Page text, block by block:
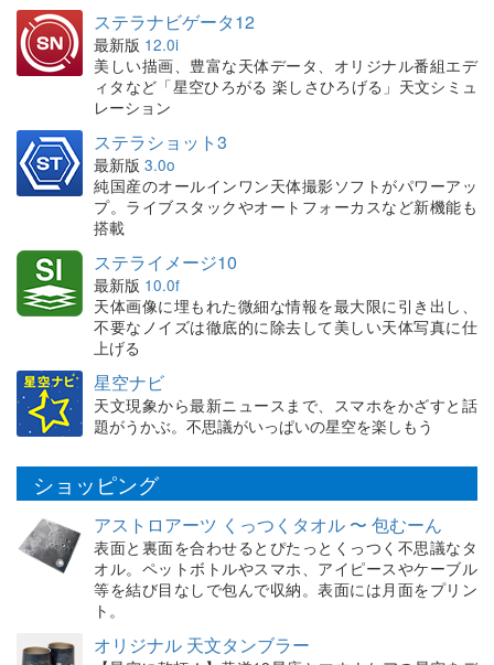
ステラナビゲータ12
最新版 12.0i
美しい描画、豊富な天体データ、オリジナル番組エデ
ィタなど「星空ひろがる 楽しさひろげる」天文シミュ
レーション
ステラショット3
最新版 3.0o
純国産のオールインワン天体撮影ソフトがパワーアッ
プ。ライブスタックやオートフォーカスなど新機能も
搭載
ステライメージ10
最新版 10.0f
天体画像に埋もれた微細な情報を最大限に引き出し、
不要なノイズは徹底的に除去して美しい天体写真に仕
上げる
星空ナビ
天文現象から最新ニュースまで、スマホをかざすと話
題がうかぶ。不思議がいっぱいの星空を楽しもう
ショッピング
アストロアーツ くっつくタオル 〜 包むーん
表面と裏面を合わせるとぴたっとくっつく不思議なタ
オル。ペットボトルやスマホ、アイピースやケーブル
等を結び目なしで包んで収納。表面には月面をプリン
ト。
オリジナル 天文タンブラー